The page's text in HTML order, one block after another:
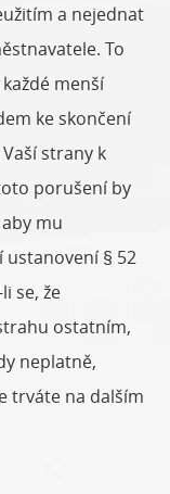
a nejednat
To
menší
ke skončení
strany k
porušení by
mu
§ 52
se, že
ostatním,
neplatně,
trváte na dalším